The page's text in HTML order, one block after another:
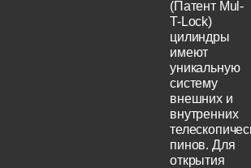
(Патент Mul-
T-Lock)
цилиндры
имеют
уникальную
систему
внешних и
внутренних
пинов. Для
открытия